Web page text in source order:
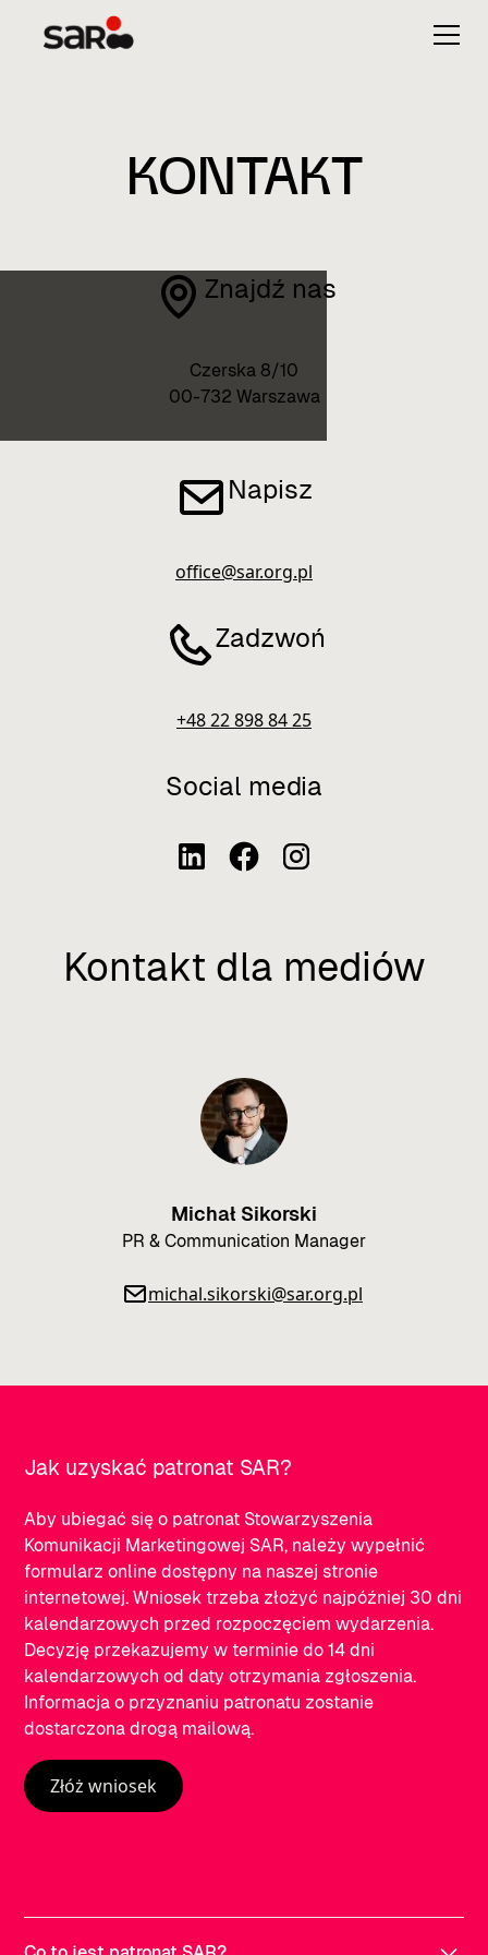
KONTAKT
Znajdź nas
Czerska 8/10
00-732 Warszawa
Napisz
office@sar.org.pl
Zadzwoń
+48 22 898 84 25
Social media
Kontakt dla mediów
Michał Sikorski
PR & Communication Manager
michal.sikorski@sar.org.pl
Jak uzyskać patronat SAR?
Aby ubiegać się o patronat Stowarzyszenia
Komunikacji Marketingowej SAR, należy wypełnić
formularz online dostępny na naszej stronie
internetowej. Wniosek trzeba złożyć najpóźniej 30 dni
kalendarzowych przed rozpoczęciem wydarzenia.
Decyzję przekazujemy w terminie do 14 dni
kalendarzowych od daty otrzymania zgłoszenia.
Informacja o przyznaniu patronatu zostanie
dostarczona drogą mailową.
Złóż wniosek